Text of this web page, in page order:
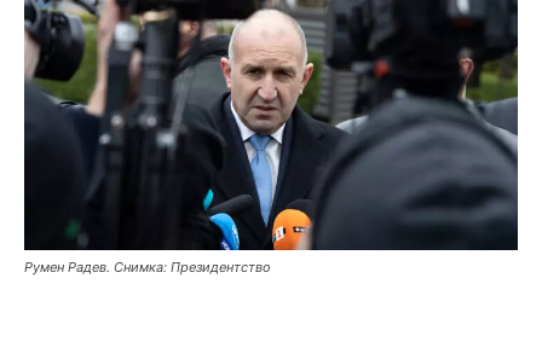
Румен Радев. Снимка: Президентство